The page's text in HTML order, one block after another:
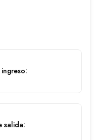
salida: